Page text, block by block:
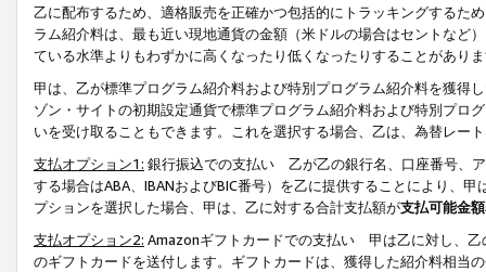
乙に配布するため、適格販売を正確かつ包括的にトラッキングするた
ラム紹介料は、最も近い現地通貨の金額（米ドルの場合はセントなど
ている水準よりもわずかに高くなったり低くなったりすることがあり
甲は、乙が標準プログラム紹介料および特別プログラム紹介料を獲得
ゾン・サイトの初期設定通貨で標準プログラム紹介料および特別プロ
いを受け取ることもできます。これを選択する場合、乙は、為替レー
支払オプション1: 銀行振込での支払い 乙が乙の銀行名、口座番号、
する場合はABA、IBANおよびBIC番号）を乙に提供することにより、
プションを選択した場合、甲は、乙に対する合計支払額が支払可能金
支払オプション2: Amazonギフトカードでの支払い 甲は乙に対し、乙
のギフトカードを送付します。ギフトカードは、獲得した紹介料相当